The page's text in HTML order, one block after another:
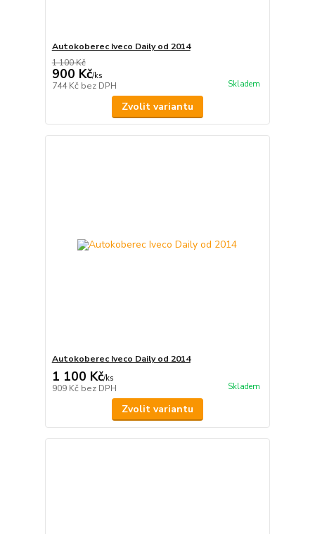
Autokoberec Iveco Daily od 2014
1 100 Kč
900 Kč/ks
744 Kč bez DPH Skladem
Zvolit variantu
Autokoberec Iveco Daily od 2014
1 100 Kč/ks
909 Kč bez DPH Skladem
Zvolit variantu